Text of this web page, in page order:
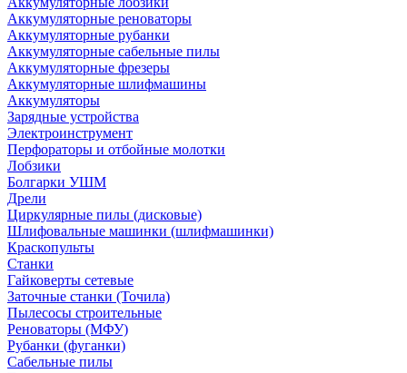
Аккумуляторные реноваторы
Аккумуляторные рубанки
Аккумуляторные сабельные пилы
Аккумуляторные фрезеры
Аккумуляторные шлифмашины
Аккумуляторы
Зарядные устройства
Электроинструмент
Перфораторы и отбойные молотки
Лобзики
Болгарки УШМ
Дрели
Циркулярные пилы (дисковые)
Шлифовальные машинки (шлифмашинки)
Краскопульты
Станки
Гайковерты сетевые
Заточные станки (Точила)
Пылесосы строительные
Реноваторы (МФУ)
Рубанки (фуганки)
Сабельные пилы